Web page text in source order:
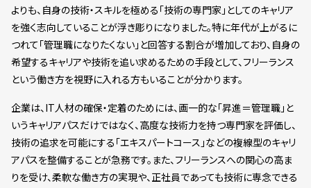
よりも、自身の技術・スキルを極める「技術の専門家」としてのキャリア
を強く志向していることが浮き彫りになりました。特に年代が上がるに
つれて「管理職になりたくない」と回答する割合が増加しており、自身の
希望するキャリアや技術を追い求めるための手段として、フリーランス
という働き方を視野に入れる方もいることが分かります。
企業は、IT人材の確保・定着のためには、画一的な「昇進＝管理職」と
いうキャリアパスだけではなく、高度な技術力を持つ専門家を評価し、
技術の追求を可能にする「エキスパートコース」などの複線型のキャリ
アパスを整備することが急務です。また、フリーランスへの関心の高ま
りを受け、柔軟な働き方の実現や、正社員であっても技術に専念できる